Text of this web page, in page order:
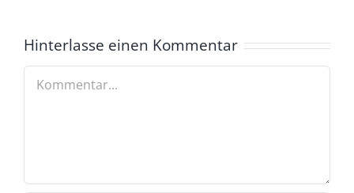
Hinterlasse einen Kommentar
Kommentar